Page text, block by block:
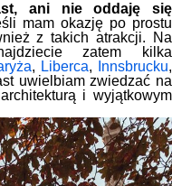
ani nie oddaję się
mam okazję po prostu
z takich atrakcji. Na
zatem kilka
, Liberca, Innsbrucku,
uwielbiam zwiedzać na
i wyjątkowym